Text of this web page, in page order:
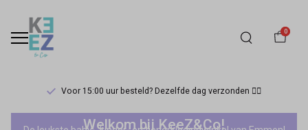
0
Voor 15:00 uur besteld? Dezelfde dag verzonden 🏃‍♀️
Daily
Welkom bij KeeZ&Co!